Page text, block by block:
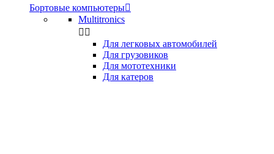
Бортовые компьютеры
Multitronics
 
Для легковых автомобилей
Для грузовиков
Для мототехники
Для катеров